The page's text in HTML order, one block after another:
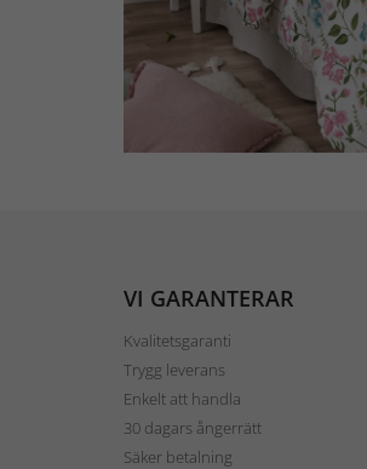
VI GARANTERAR
Kvalitetsgaranti
Trygg leverans
Enkelt att handla
30 dagars ångerrätt
Säker betalning